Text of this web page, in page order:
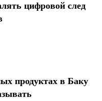
цифровой след
продуктах в Баку